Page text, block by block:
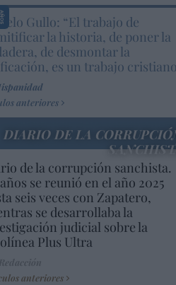
Gullo: “El trabajo de
la historia, de poner la
de desmontar la
es un trabajo
anteriores
DIARIO DE LA
de la corrupción sanchista.
se reunió en el año 2025
seis veces con Zapatero,
se desarrollaba la
judicial sobre la
Plus Ultra
anteriores